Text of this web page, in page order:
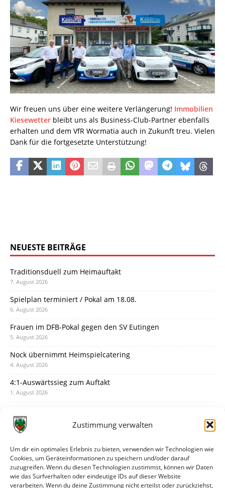
Zustimmung verwalten
Um dir ein optimales Erlebnis zu bieten, verwenden wir Technologien wie
Cookies, um Geräteinformationen zu speichern und/oder darauf
zuzugreifen. Wenn du diesen Technologien zustimmst, können wir Daten
wie das Surfverhalten oder eindeutige IDs auf dieser Website
verarbeiten. Wenn du deine Zustimmung nicht erteilst oder zurückziehst,
Wir freuen uns über eine weitere Verlängerung! Immobilien
Kiesewetter bleibt uns als Business-Club-Partner ebenfalls
erhalten und dem VfR Wormatia auch in Zukunft treu. Vielen
Dank für die fortgesetzte Unterstützung!
NEUESTE BEITRÄGE
Traditionsduell zum Heimauftakt
7. August 2026
Spielplan terminiert / Pokal am 18.08.
6. August 2026
Frauen im DFB-Pokal gegen den SV Eutingen
5. August 2026
Nock übernimmt Heimspielcatering
4. August 2026
4:1-Auswärtssieg zum Auftakt
1. August 2026
31. Juli 2026
30. Juli 2026
Deine Spielminute: 89+1
28. Juli 2026